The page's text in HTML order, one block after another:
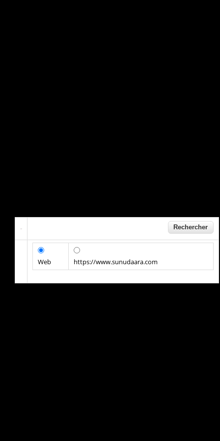
Web https://www.sunudaara.com